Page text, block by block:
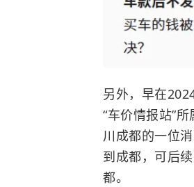
另外，早在
“车价情报站”
川成都的一位
到成都，可后
都。